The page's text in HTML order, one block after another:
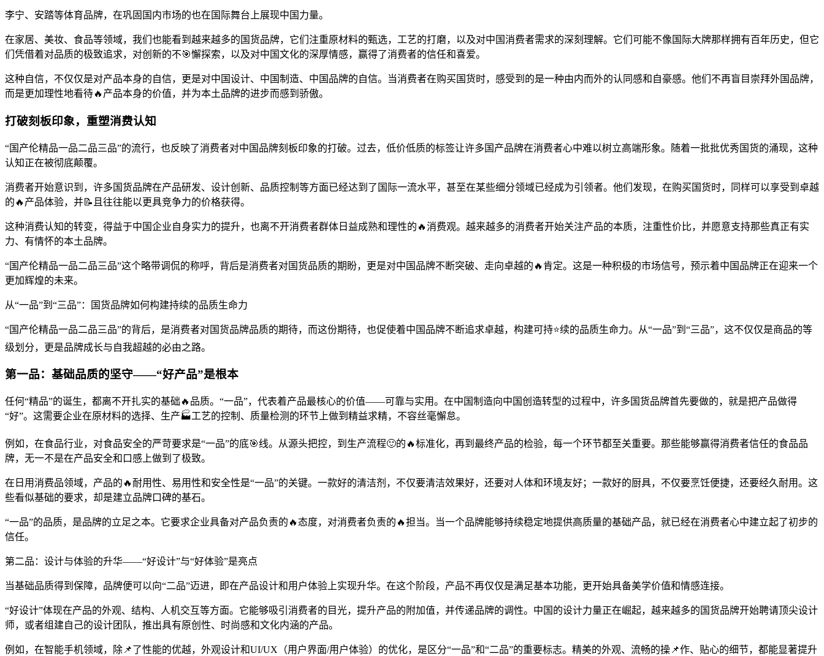
李宁、安踏等体育品牌，在巩固国内市场的也在国际舞台上展现中国力量。
在家居、美妆、食品等领域，我们也能看到越来越多的国货品牌，它们注重原材料的甄选，工艺的打磨，以及对中国消费者需求的深刻理解。它们可能不像国际大牌那样拥有百年历史，但它
们凭借着对品质的极致追求，对创新的不🎯懈探索，以及对中国文化的深厚情感，赢得了消费者的信任和喜爱。
这种自信，不仅仅是对产品本身的自信，更是对中国设计、中国制造、中国品牌的自信。当消费者在购买国货时，感受到的是一种由内而外的认同感和自豪感。他们不再盲目崇拜外国品牌，
而是更加理性地看待🔥产品本身的价值，并为本土品牌的进步而感到骄傲。
打破刻板印象，重塑消费认知
“国产伦精品一品二品三品”的流行，也反映了消费者对中国品牌刻板印象的打破。过去，低价低质的标签让许多国产品牌在消费者心中难以树立高端形象。随着一批批优秀国货的涌现，这种
认知正在被彻底颠覆。
消费者开始意识到，许多国货品牌在产品研发、设计创新、品质控制等方面已经达到了国际一流水平，甚至在某些细分领域已经成为引领者。他们发现，在购买国货时，同样可以享受到卓越
的🔥产品体验，并📝且往往能以更具竞争力的价格获得。
这种消费认知的转变，得益于中国企业自身实力的提升，也离不开消费者群体日益成熟和理性的🔥消费观。越来越多的消费者开始关注产品的本质，注重性价比，并愿意支持那些真正有实
力、有情怀的本土品牌。
“国产伦精品一品二品三品”这个略带调侃的称呼，背后是消费者对国货品质的期盼，更是对中国品牌不断突破、走向卓越的🔥肯定。这是一种积极的市场信号，预示着中国品牌正在迎来一个
更加辉煌的未来。
从“一品”到“三品”：国货品牌如何构建持续的品质生命力
“国产伦精品一品二品三品”的背后，是消费者对国货品牌品质的期待，而这份期待，也促使着中国品牌不断追求卓越，构建可持⭐续的品质生命力。从“一品”到“三品”，这不仅仅是商品的等
级划分，更是品牌成长与自我超越的必由之路。
第一品：基础品质的坚守——“好产品”是根本
任何“精品”的诞生，都离不开扎实的基础🔥品质。“一品”，代表着产品最核心的价值——可靠与实用。在中国制造向中国创造转型的过程中，许多国货品牌首先要做的，就是把产品做得
“好”。这需要企业在原材料的选择、生产🏭工艺的控制、质量检测的环节上做到精益求精，不容丝毫懈怠。
例如，在食品行业，对食品安全的严苛要求是“一品”的底🎯线。从源头把控，到生产流程🙂的🔥标准化，再到最终产品的检验，每一个环节都至关重要。那些能够赢得消费者信任的食品品
牌，无一不是在产品安全和口感上做到了极致。
在日用消费品领域，产品的🔥耐用性、易用性和安全性是“一品”的关键。一款好的清洁剂，不仅要清洁效果好，还要对人体和环境友好；一款好的厨具，不仅要烹饪便捷，还要经久耐用。这
些看似基础的要求，却是建立品牌口碑的基石。
“一品”的品质，是品牌的立足之本。它要求企业具备对产品负责的🔥态度，对消费者负责的🔥担当。当一个品牌能够持续稳定地提供高质量的基础产品，就已经在消费者心中建立起了初步的
信任。
第二品：设计与体验的升华——“好设计”与“好体验”是亮点
当基础品质得到保障，品牌便可以向“二品”迈进，即在产品设计和用户体验上实现升华。在这个阶段，产品不再仅仅是满足基本功能，更开始具备美学价值和情感连接。
“好设计”体现在产品的外观、结构、人机交互等方面。它能够吸引消费者的目光，提升产品的附加值，并传递品牌的调性。中国的设计力量正在崛起，越来越多的国货品牌开始聘请顶尖设计
师，或者组建自己的设计团队，推出具有原创性、时尚感和文化内涵的产品。
例如，在智能手机领域，除📌了性能的优越，外观设计和UI/UX（用户界面/用户体验）的优化，是区分“一品”和“二品”的重要标志。精美的外观、流畅的操📌作、贴心的细节，都能显著提升